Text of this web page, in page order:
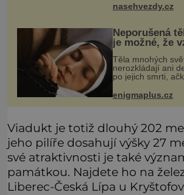
něm vyvolával
nasehvezdy.cz
Neporušená
je možné, že
Těla mnohých
nerozkládají ani
po jejich smrti,
jiné pokusy o
Neporušené
enigmaplus.cz
Viadukt je totiž dlouhý 202
jeho pilíře dosahují výšky 27
své atraktivnosti je také
památkou. Najdete ho na
Liberec-Česká Lípa u